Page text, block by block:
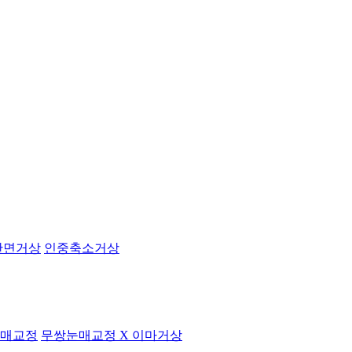
면거상 인중축소거상
교정 무쌍눈매교정 X 이마거상